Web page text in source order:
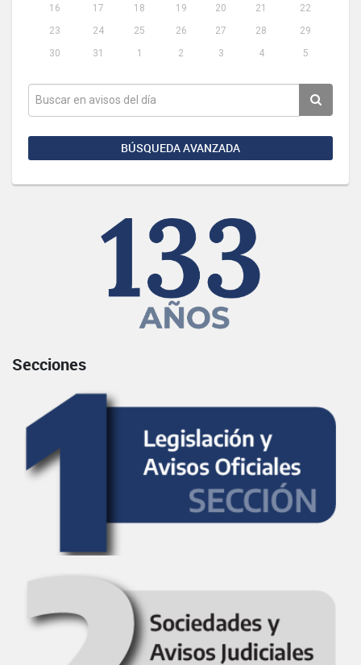
16
17 18 19 20 21
22
23
24 25 26 27 28
29
30
31 1 2 3 4 5
BÚSQUEDA AVANZADA
Secciones